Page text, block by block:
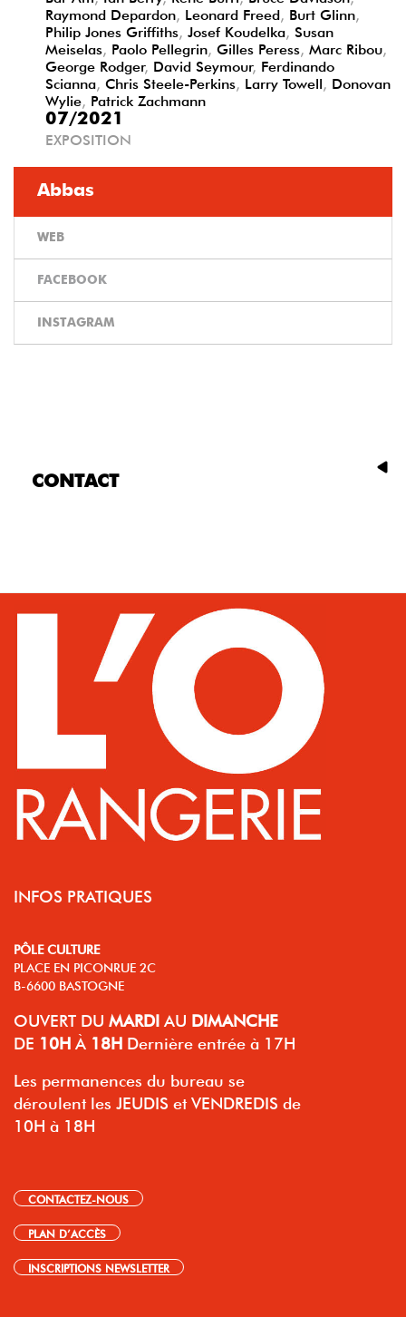
Raymond Depardon Leonard Freed Burt Glinn
Philip Jones Griffiths Josef Koudelka Susan
Meiselas Paolo Pellegrin Gilles Peress Marc Ribou
George Rodger, David Seymour, Ferdinando
Scianna Chris Steele-Perkins Larry Towell Donovan
Wylie Patrick Zachmann
07/2021
EXPOSITION
Abbas
WEB
FACEBOOK
INSTAGRAM
CONTACT
INFOS PRATIQUES
PÔLE CULTURE
PLACE EN PICONRUE 2C
B-6600 BASTOGNE
OUVERT DU MARDI AU DIMANCHE
DE 10H À 18H Dernière entrée à 17H
Les permanences du bureau se
déroulent les JEUDIS et VENDREDIS de
10H à 18H
CONTACTEZ-NOUS
PLAN D’ACCÈS
INSCRIPTIONS NEWSLETTER